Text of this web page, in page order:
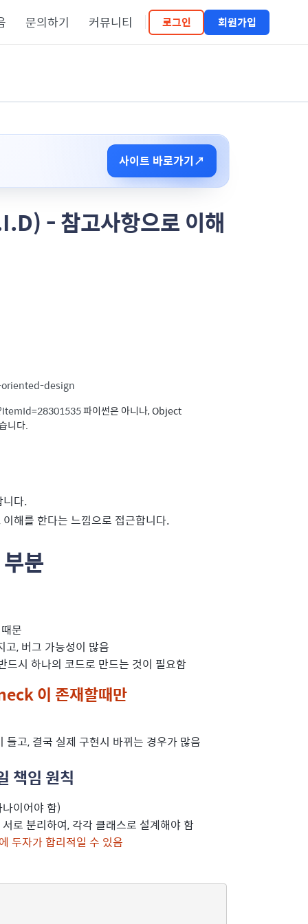
문의하기 커뮤니티 로그인 회원가입
사이트 바로가기↗
- 참고사항으로 이해
design
파이썬은 아니나, Object
니다.
니다.
이해를 한다는 느낌으로 접근합니다.
분
문
, 버그 가능성이 많음
드시 하나의 코드로 만드는 것이 필요함
이 존재할때만
고, 결국 실제 구현시 바뀌는 경우가 많음
임 원칙
이어야 함)
로 분리하여, 각각 클래스로 설계해야 함
두자가 합리적일 수 있음